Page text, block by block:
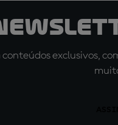
exclusivos,